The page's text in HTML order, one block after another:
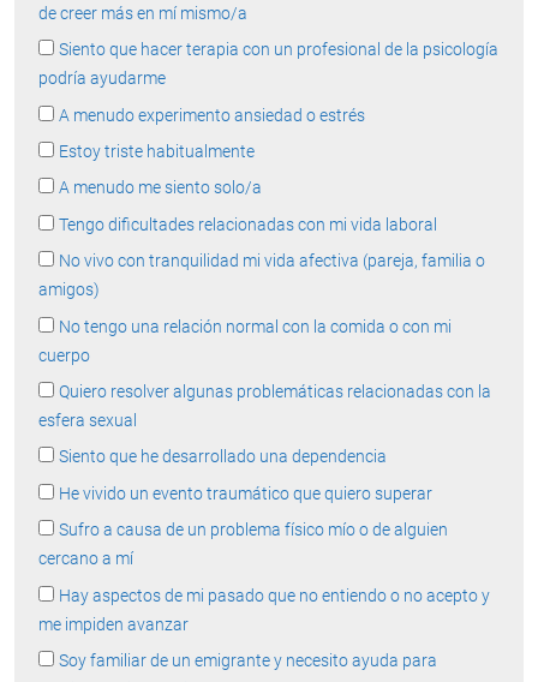
de creer más en mí mismo/a
Siento que hacer terapia con un profesional de la psicología
podría ayudarme
A menudo experimento ansiedad o estrés
Estoy triste habitualmente
A menudo me siento solo/a
Tengo dificultades relacionadas con mi vida laboral
No vivo con tranquilidad mi vida afectiva (pareja, familia o
amigos)
No tengo una relación normal con la comida o con mi
cuerpo
Quiero resolver algunas problemáticas relacionadas con la
esfera sexual
Siento que he desarrollado una dependencia
He vivido un evento traumático que quiero superar
Sufro a causa de un problema físico mío o de alguien
cercano a mí
Hay aspectos de mi pasado que no entiendo o no acepto y
me impiden avanzar
Soy familiar de un emigrante y necesito ayuda para